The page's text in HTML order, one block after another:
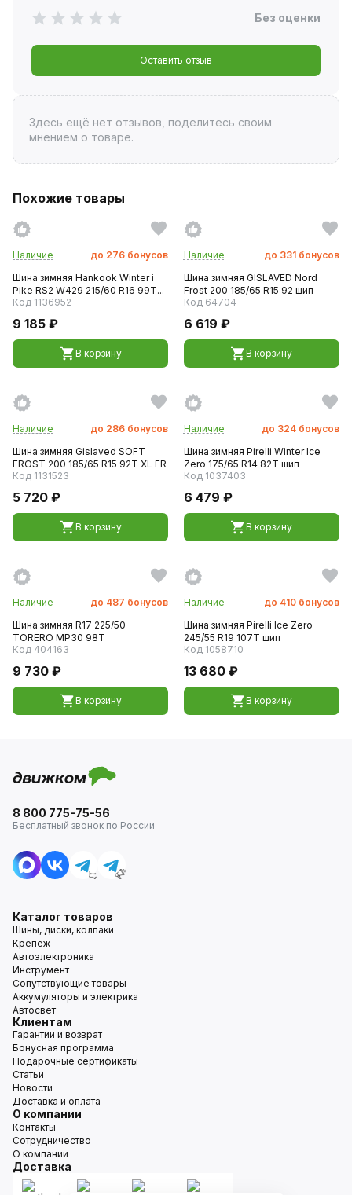
Без оценки
Оставить отзыв
Здесь ещё нет отзывов, поделитесь своим
мнением о товаре.
Похожие товары
Наличие до 276 бонусов
Шина зимняя Hankook Winter i
Pike RS2 W429 215/60 R16 99T...
Код 1136952
9 185 ₽
В корзину
Наличие до 331 бонусов
Шина зимняя GISLAVED Nord
Frost 200 185/65 R15 92 шип
Код 64704
6 619 ₽
В корзину
Наличие до 286 бонусов
Шина зимняя Gislaved SOFT
FROST 200 185/65 R15 92T XL FR
Код 1131523
5 720 ₽
В корзину
Наличие до 324 бонусов
Шина зимняя Pirelli Winter Ice
Zero 175/65 R14 82T шип
Код 1037403
6 479 ₽
В корзину
Наличие до 487 бонусов
Шина зимняя R17 225/50
TORERO MP30 98T
Код 404163
9 730 ₽
В корзину
Наличие до 410 бонусов
Шина зимняя Pirelli Ice Zero
245/55 R19 107T шип
Код 1058710
13 680 ₽
В корзину
8 800 775-75-56
Бесплатный звонок по России
Каталог товаров
Шины, диски, колпаки
Крепёж
Автоэлектроника
Инструмент
Сопутствующие товары
Аккумуляторы и электрика
Автосвет
Клиентам
Гарантии и возврат
Бонусная программа
Подарочные сертификаты
Статьи
Новости
Доставка и оплата
О компании
Контакты
Сотрудничество
О компании
Доставка